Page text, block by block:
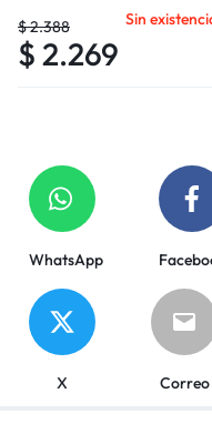
$2.388
$ 2.269
Sin
WhatsApp
X Correo